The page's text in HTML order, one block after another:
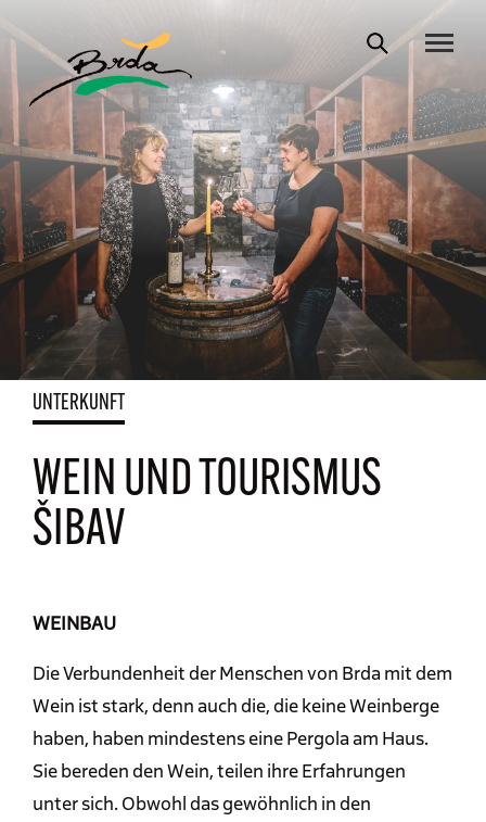
UNTERKUNFT
WEIN UND TOURISMUS
ŠIBAV
WEINBAU
Die Verbundenheit der Menschen von Brda mit dem
Wein ist stark, denn auch die, die keine Weinberge
haben, haben mindestens eine Pergola am Haus.
Sie bereden den Wein, teilen ihre Erfahrungen
unter sich. Obwohl das gewöhnlich in den